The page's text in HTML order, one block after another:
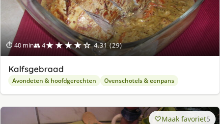
⏱ 40 min👥 4★★★★☆ 4.31 (29)
Kalfsgebraad
Avondeten & hoofdgerechten Ovenschotels & eenpans
Maak favoriet5